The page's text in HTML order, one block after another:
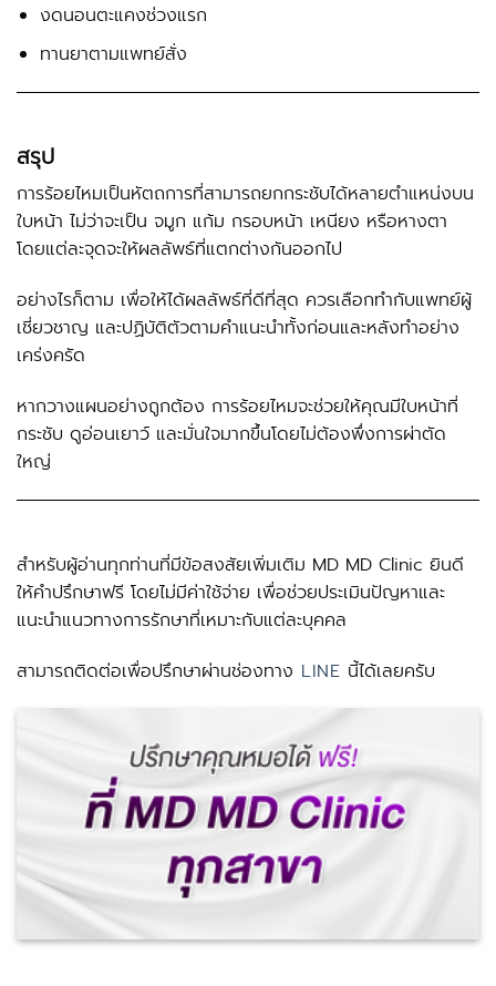
งดนอนตะแคงช่วงแรก
ทานยาตามแพทย์สั่ง
สรุป
การร้อยไหมเป็นหัตถการที่สามารถยกกระชับได้หลายตำแหน่งบน
ใบหน้า ไม่ว่าจะเป็น จมูก แก้ม กรอบหน้า เหนียง หรือหางตา
โดยแต่ละจุดจะให้ผลลัพธ์ที่แตกต่างกันออกไป
อย่างไรก็ตาม เพื่อให้ได้ผลลัพธ์ที่ดีที่สุด ควรเลือกทำกับแพทย์ผู้
เชี่ยวชาญ และปฏิบัติตัวตามคำแนะนำทั้งก่อนและหลังทำอย่าง
เคร่งครัด
หากวางแผนอย่างถูกต้อง การร้อยไหมจะช่วยให้คุณมีใบหน้าที่
กระชับ ดูอ่อนเยาว์ และมั่นใจมากขึ้นโดยไม่ต้องพึ่งการผ่าตัด
ใหญ่
สำหรับผู้อ่านทุกท่านที่มีข้อสงสัยเพิ่มเติม MD MD Clinic ยินดี
ให้คำปรึกษาฟรี โดยไม่มีค่าใช้จ่าย เพื่อช่วยประเมินปัญหาและ
แนะนำแนวทางการรักษาที่เหมาะกับแต่ละบุคคล
สามารถติดต่อเพื่อปรึกษาผ่านช่องทาง LINE นี้ได้เลยครับ